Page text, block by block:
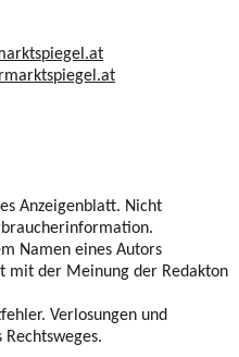
Anzeigenblatt. Nicht
Namen eines Autors
mit der Meinung der Redakton
Verlosungen und